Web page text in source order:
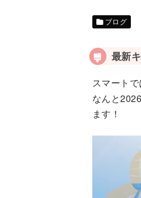
ブログ
最新
スマート
なんと
ます！